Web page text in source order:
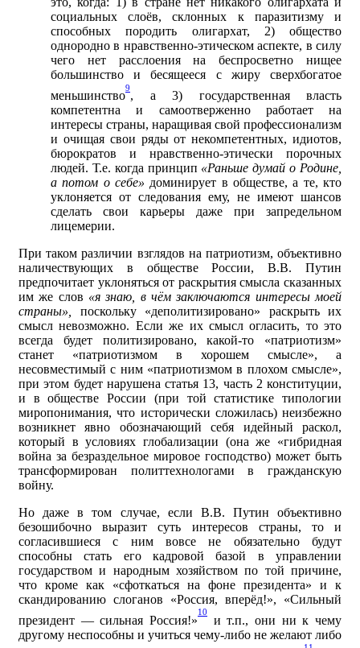
социальных слоёв, склонных к паразитизму и
способных породить олигархат, 2) общество
однородно в нравственно-этическом аспекте, в силу
чего нет расслоения на беспросветно нищее
большинство и бесящееся с жиру сверхбогатое
меньшинство
9
, а 3) государственная власть
компетентна и самоотверженно работает на
интересы страны, наращивая свой профессионализм
и очищая свои ряды от некомпетентных, идиотов,
бюрократов и нравственно-этически порочных
людей. Т.е. когда принцип «Раньше думай о Родине,
а потом о себе» доминирует в обществе, а те, кто
уклоняется от следования ему, не имеют шансов
сделать свои карьеры даже при запредельном
лицемерии.
При таком различии взглядов на патриотизм, объективно
наличествующих в обществе России, В.В. Путин
предпочитает уклоняться от раскрытия смысла сказанных
им же слов «я знаю, в чём заключаются интересы моей
страны»,
поскольку «деполитизировано» раскрыть их
смысл невозможно. Если же их смысл огласить, то это
всегда будет политизировано, какой-то «патриотизм»
станет «патриотизмом в хорошем смысле», а
несовместимый с ним «патриотизмом в плохом смысле»,
при этом будет нарушена статья 13, часть 2 конституции,
и в обществе России (при той статистике типологии
миропонимания, что исторически сложилась) неизбежно
возникнет явно обозначающий себя идейный раскол,
который в условиях глобализации (она же «гибридная
война за безраздельное мировое господство) может быть
трансформирован политтехнологами в гражданскую
войну.
Но даже в том случае, если В.В. Путин объективно
безошибочно выразит суть интересов страны, то и
согласившиеся с ним вовсе не обязательно будут
способны стать его кадровой базой в управлении
государством и народным хозяйством по той причине,
что кроме как «сфоткаться на фоне президента» и к
скандированию слоганов «Россия, вперёд!», «Сильный
президент — сильная Россия!»
10
и т.п., они ни к чему
другому неспособны и учиться чему-либо не желают либо